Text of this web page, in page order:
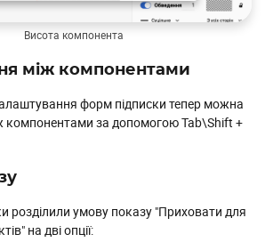
Висота компонента
між компонентами
форм підписки тепер можна
компонентами за допомогою Tab\Shift +
розділили умову показу "Приховати для
на дві опції: